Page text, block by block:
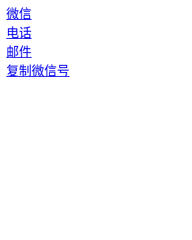
微信
电话
邮件
复制微信号